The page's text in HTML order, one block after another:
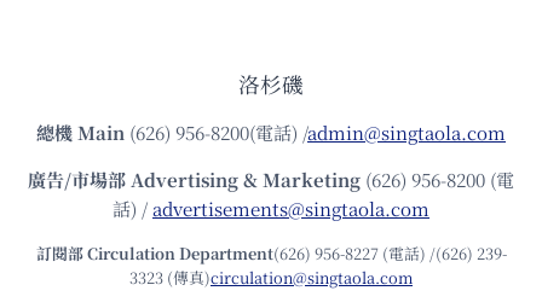
洛杉磯
總機Main (626) 956-8200(電話) /admin@singtaola.com
廣告/市場部Advertising & Marketing (626) 956-8200 (電
話) /advertisements@singtaola.com
訂閱部 Circulation Department(626) 956-8227 (電話) /(626) 239-
3323 (傳真)circulation@singtaola.com